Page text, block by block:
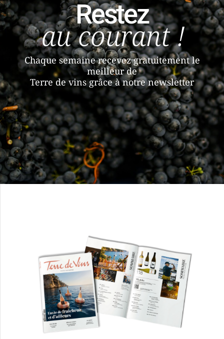
Restez
au courant !
Chaque semaine recevez gratuitement le
meilleur de
Terre de vins grâce à notre newsletter